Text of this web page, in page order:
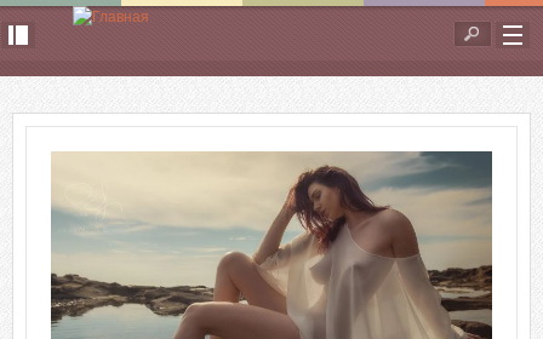
Перейти к основному содержанию
Форма
поиска